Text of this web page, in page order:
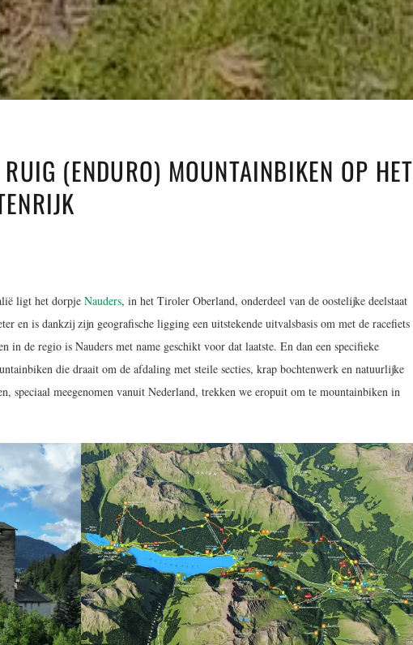
(ENDURO) MOUNTAINBIKEN OP HET
ligt het dorpje Nauders, in het Tiroler Oberland, onderdeel van de oostelijke deelstaat
en is dankzij zijn geografische ligging een uitstekende uitvalsbasis om met de racefiets
in de regio is Nauders met name geschikt voor dat laatste. En dan een specifieke
die draait om de afdaling met steile secties, krap bochtenwerk en natuurlijke
speciaal meegenomen vanuit Nederland, trekken we eropuit om te mountainbiken in